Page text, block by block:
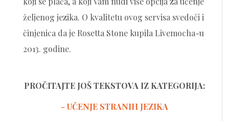
željenog jezika. O kvalitetu ovog servisa svedoči i
činjenica da je Rosetta Stone kupila Livemocha-u
2013. godine.
PROČITAJTE JOŠ TEKSTOVA IZ KATEGORIJA:
- UČENJE STRANIH JEZIKA